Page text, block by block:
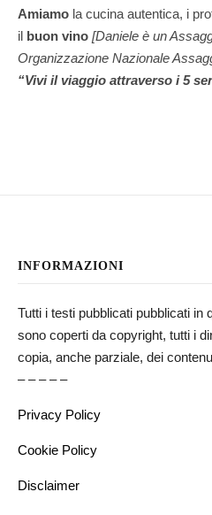
Amiamo la cucina autentica, i
il buon vino [Daniele è un
Organizzazione Nazionale
“Vivi il viaggio attraverso i 5
INFORMAZIONI
Tutti i testi pubblicati pubblicati in
sono coperti da copyright, tutti i
copia, anche parziale, dei
– – – – –
Privacy Policy
Cookie Policy
Disclaimer